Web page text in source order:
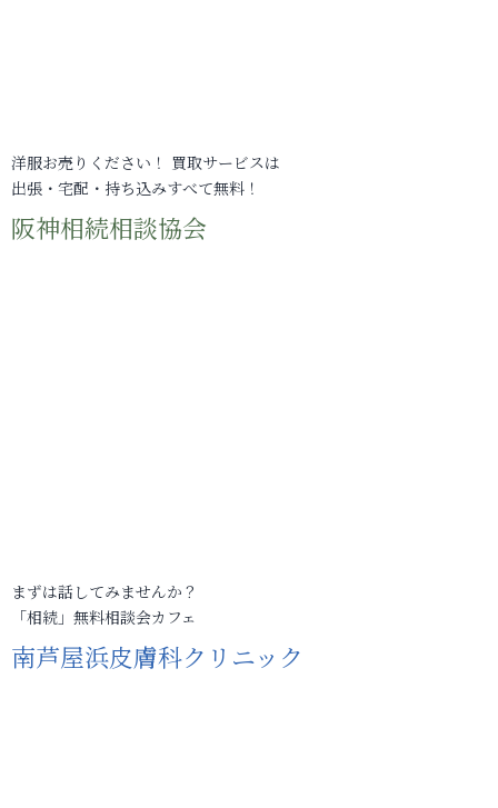
洋服お売りください！ 買取サービスは
出張・宅配・持ち込みすべて無料！
阪神相続相談協会
まずは話してみませんか？
「相続」無料相談会カフェ
南芦屋浜皮膚科クリニック